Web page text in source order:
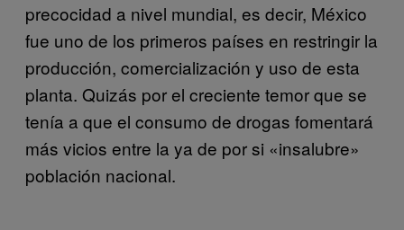
precocidad a nivel mundial, es decir, México
fue uno de los primeros países en restringir la
producción, comercialización y uso de esta
planta. Quizás por el creciente temor que se
tenía a que el consumo de drogas fomentará
más vicios entre la ya de por si «insalubre»
población nacional.